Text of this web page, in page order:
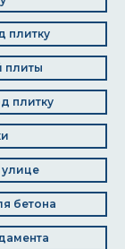
плитку
плиты
плитку
бетона